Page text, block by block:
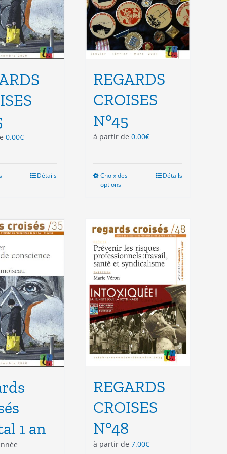
page
du
produit
page
du
produit
0.00€
variations.
Les
peuvent
choisies
sur
la
page
du
produit
Détails
REGARDS
CROISES
N°45
à partir de 0.00€
Choix des
options
Les
peuvent
être
sur
la
page
du
produit
Détails
1 an
REGARDS
CROISES
N°48
à partir de 7.00€